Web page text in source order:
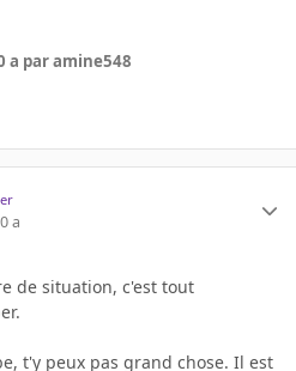
a par amine548
a
de situation, c'est tout
t'y peux pas grand chose. Il est